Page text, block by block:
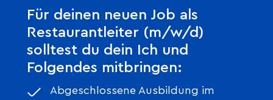
Für deinen neuen Job als
Restaurantleiter (m/w/d)
solltest du dein Ich und
Folgendes mitbringen:
Abgeschlossene Ausbildung im